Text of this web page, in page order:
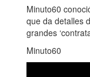
Minuto60
que da detalles
grandes
Minuto60